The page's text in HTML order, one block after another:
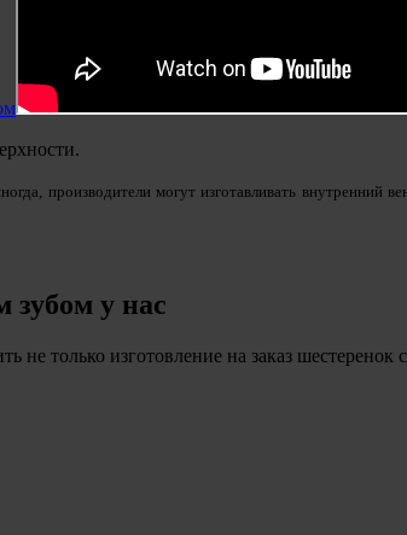
производители могут изготавливать
зубом у нас
только изготовление на заказ шестеренок